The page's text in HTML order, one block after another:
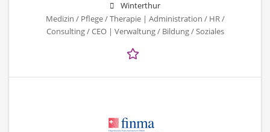
Winterthur
Medizin / Pflege / Therapie | Administration / HR /
Consulting / CEO | Verwaltung / Bildung / Soziales